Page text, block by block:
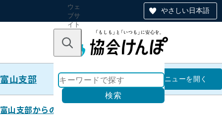
やさしい日本語
ウェ
ブサ
イト
のナ
ン
キーワードで探す
検索
富山支部 富山支部
メニューを開く
富山支部からのお知らせ